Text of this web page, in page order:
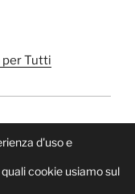
per Tutti
d'uso e
cookie usiamo sul